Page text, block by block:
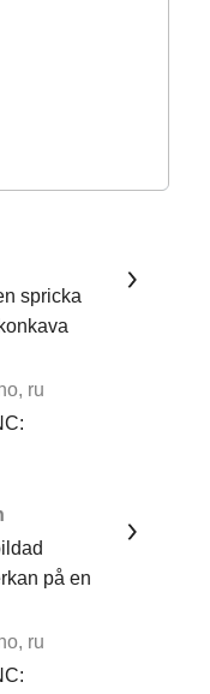
spricka
ru
på en
ru